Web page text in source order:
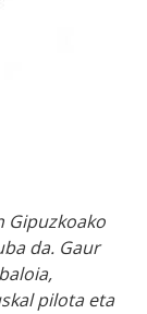
Gipuzkoako
da. Gaur
pilota eta